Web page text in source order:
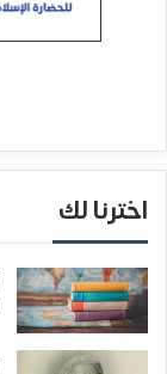
اخترنا لك